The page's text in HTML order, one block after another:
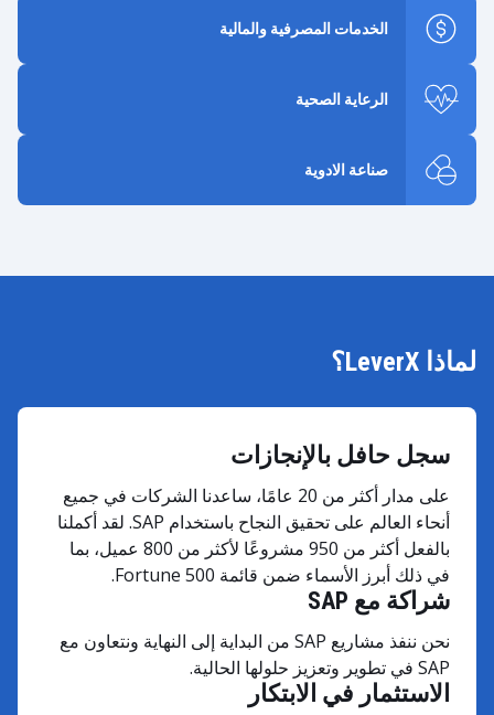
الخدمات المصرفية والمالية
الرعاية الصحية
صناعة الادوية
لماذا LeverX؟
سجل حافل بالإنجازات
على مدار أكثر من 20 عامًا، ساعدنا الشركات في جميع
أنحاء العالم على تحقيق النجاح باستخدام SAP. لقد أكملنا
بالفعل أكثر من 950 مشروعًا لأكثر من 800 عميل، بما
في ذلك أبرز الأسماء ضمن قائمة Fortune 500.
شراكة مع SAP
نحن ننفذ مشاريع SAP من البداية إلى النهاية ونتعاون مع
SAP في تطوير وتعزيز حلولها الحالية.
الاستثمار في الابتكار